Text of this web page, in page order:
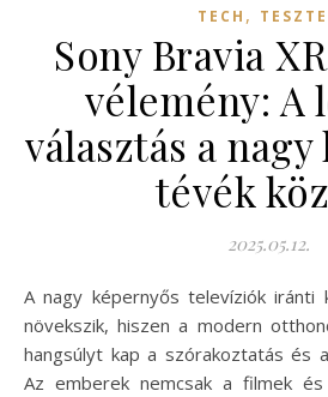
TECH ,
Sony Bravia
vélemény: A
választás a
tévék
2025.05.12.
A nagy képernyős televíziók iránti kereslet folyamatosan
növekszik, hiszen a modern
hangsúlyt kap a szórakoztatás és
Az emberek nemcsak a filmek